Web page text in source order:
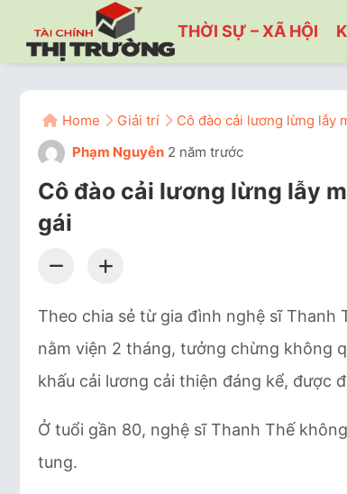
THỜI SỰ – XÃ HỘI
Home Giải trí
Cô đào cải lương lừng lẫy
Phạm Nguyễn 2 năm trước
Cô đào cải lương lừng lẫy
gái
Theo chia sẻ từ gia đình nghệ sĩ Thanh
nằm viện 2 tháng, tưởng chừng không
khấu cải lương cải thiện đáng kể, được
Ở tuổi gần 80, nghệ sĩ Thanh Thế
tung.